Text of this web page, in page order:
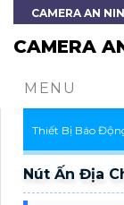
CAMERA AN
CAMERA
MENU
Thiết Bị Báo
Nút Ấn Địa